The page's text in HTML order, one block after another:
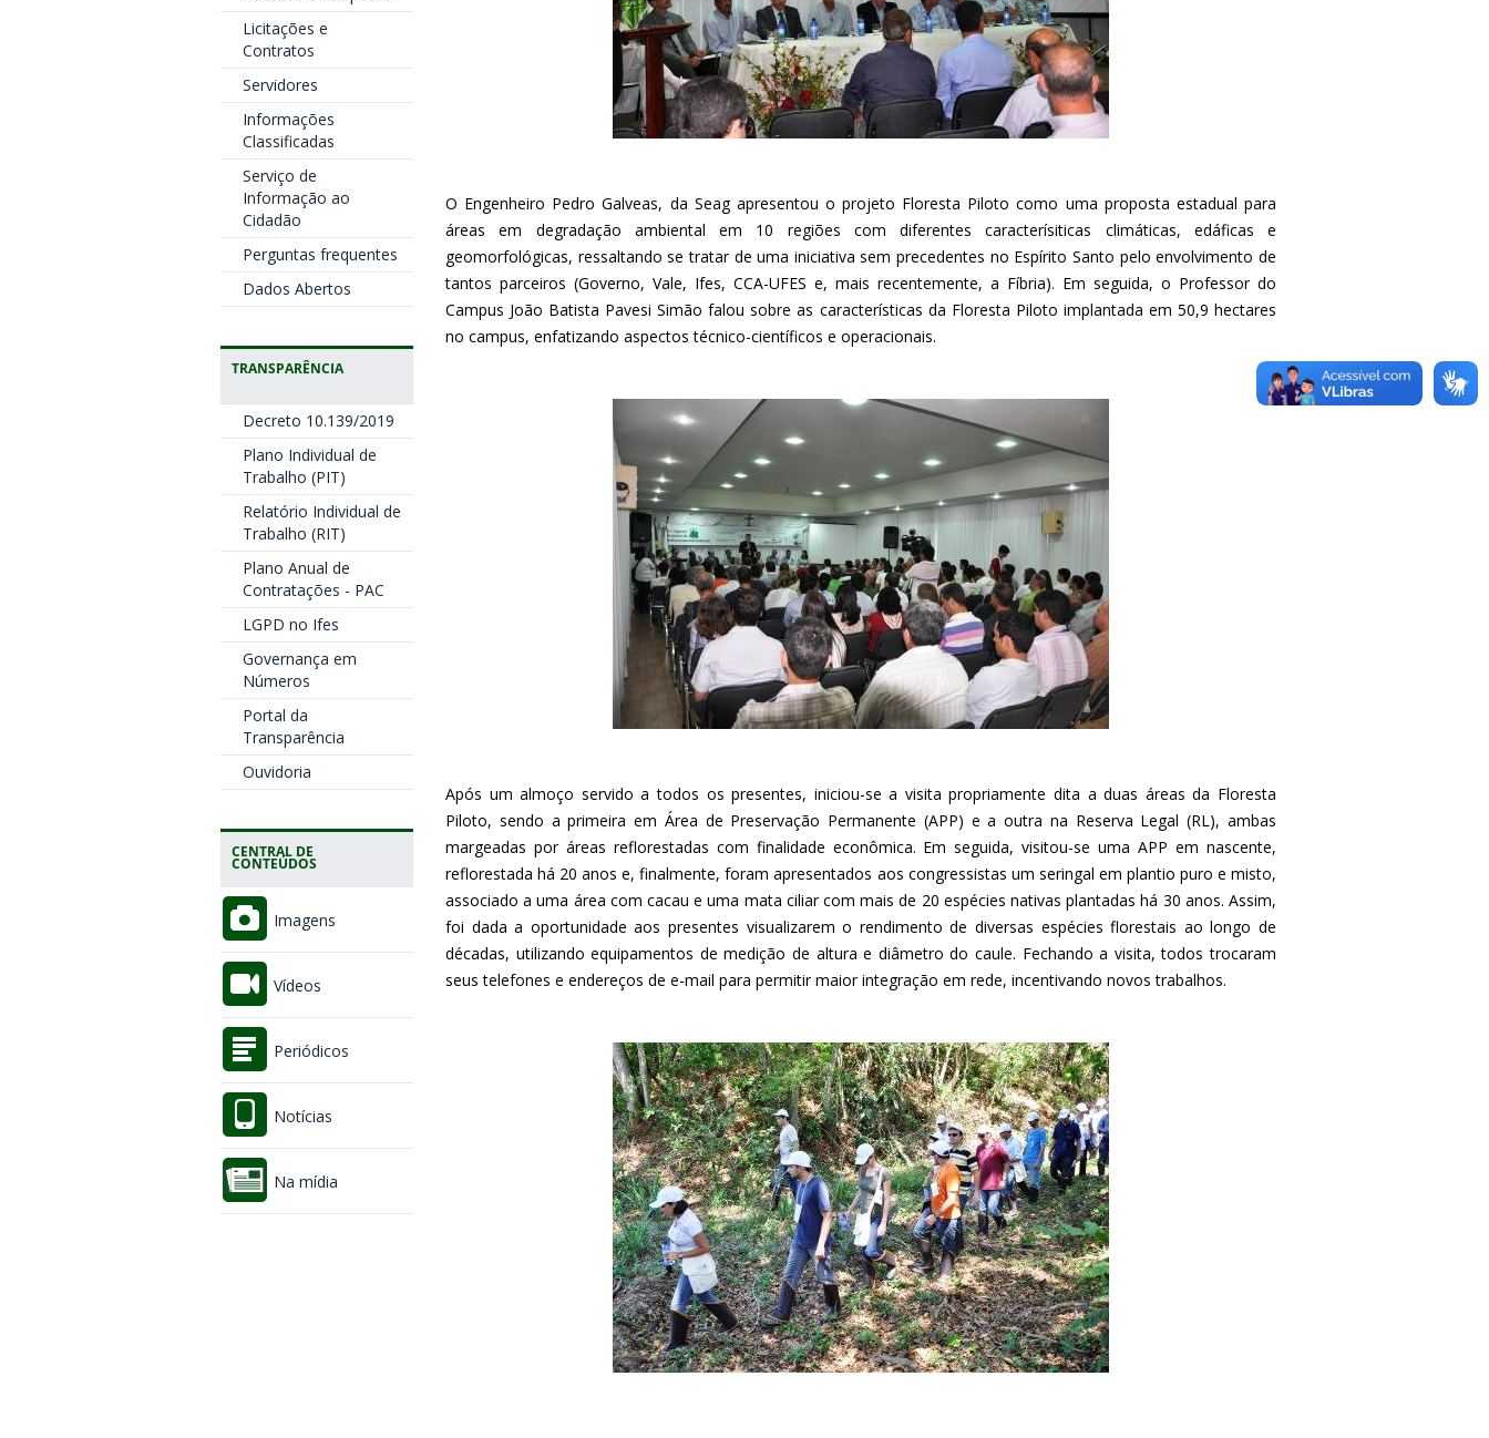
Licitações e
Contratos
Servidores
Informações
Classificadas
Serviço de
Informação ao
Cidadão
Perguntas frequentes
Dados Abertos
TRANSPARÊNCIA
Decreto 10.139/2019
Plano Individual de
Trabalho (PIT)
Relatório Individual de
Trabalho (RIT)
Plano Anual de
Contratações - PAC
LGPD no Ifes
Governança em
Números
Portal da
Transparência
Ouvidoria
CENTRAL DE
CONTEÚDOS
Imagens
Vídeos
Periódicos
Notícias
Na mídia
O Engenheiro Pedro Galveas, da Seag apresentou o projeto Floresta Piloto como uma proposta estadual para
áreas em degradação ambiental em 10 regiões com diferentes caracterísiticas climáticas, edáficas e
geomorfológicas, ressaltando se tratar de uma iniciativa sem precedentes no Espírito Santo pelo envolvimento de
tantos parceiros (Governo, Vale, Ifes, CCA-UFES e, mais recentemente, a Fíbria). Em seguida, o Professor do
Campus João Batista Pavesi Simão falou sobre as características da Floresta Piloto implantada em 50,9 hectares
no campus, enfatizando aspectos técnico-científicos e operacionais.
Após um almoço servido a todos os presentes, iniciou-se a visita propriamente dita a duas áreas da Floresta
Piloto, sendo a primeira em Área de Preservação Permanente (APP) e a outra na Reserva Legal (RL), ambas
margeadas por áreas reflorestadas com finalidade econômica. Em seguida, visitou-se uma APP em nascente,
reflorestada há 20 anos e, finalmente, foram apresentados aos congressistas um seringal em plantio puro e misto,
associado a uma área com cacau e uma mata ciliar com mais de 20 espécies nativas plantadas há 30 anos. Assim,
foi dada a oportunidade aos presentes visualizarem o rendimento de diversas espécies florestais ao longo de
décadas, utilizando equipamentos de medição de altura e diâmetro do caule. Fechando a visita, todos trocaram
seus telefones e endereços de e-mail para permitir maior integração em rede, incentivando novos trabalhos.